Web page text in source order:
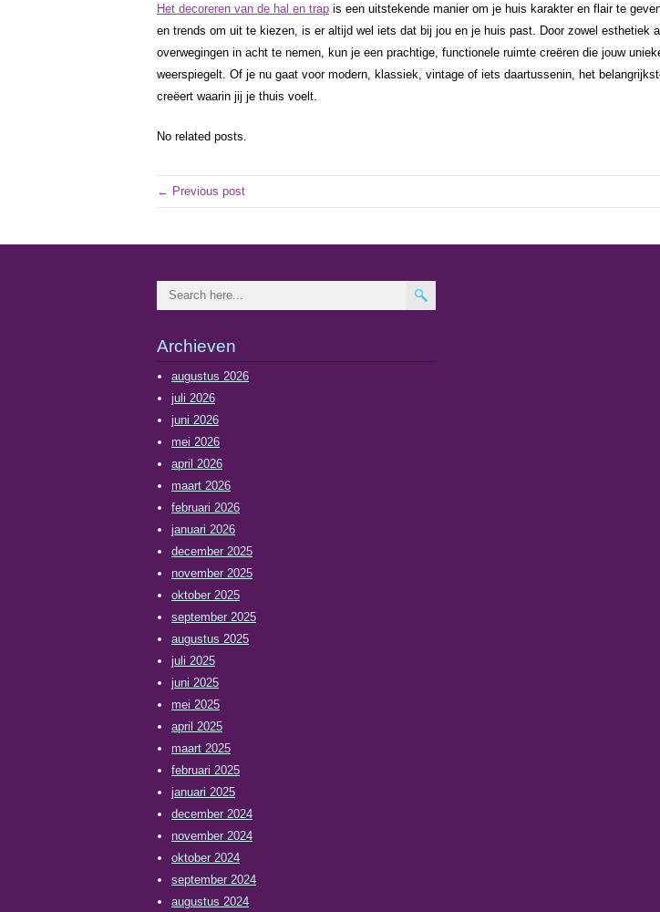
Het decoreren van de hal en trap is een uitstekende manier om je huis karakter en flair te
en trends om uit te kiezen, is er altijd wel iets dat bij jou en je huis past. Door zowel esthetiek
overwegingen in acht te nemen, kun je een prachtige, functionele ruimte creëren die jouw
weerspiegelt. Of je nu gaat voor modern, klassiek, vintage of iets daartussenin, het
creëert waarin jij je thuis voelt.
No related posts.
← Previous post
Archieven
augustus 2026
juli 2026
juni 2026
mei 2026
april 2026
maart 2026
februari 2026
januari 2026
december 2025
november 2025
oktober 2025
september 2025
augustus 2025
juli 2025
juni 2025
mei 2025
april 2025
maart 2025
februari 2025
januari 2025
december 2024
november 2024
oktober 2024
september 2024
augustus 2024